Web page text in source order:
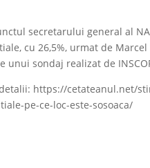
secretarului general al
cu 26,5%, urmat de Marcel
unui sondaj realizat de
https://cetateanul.net/
pe-ce-loc-este-sosoaca/